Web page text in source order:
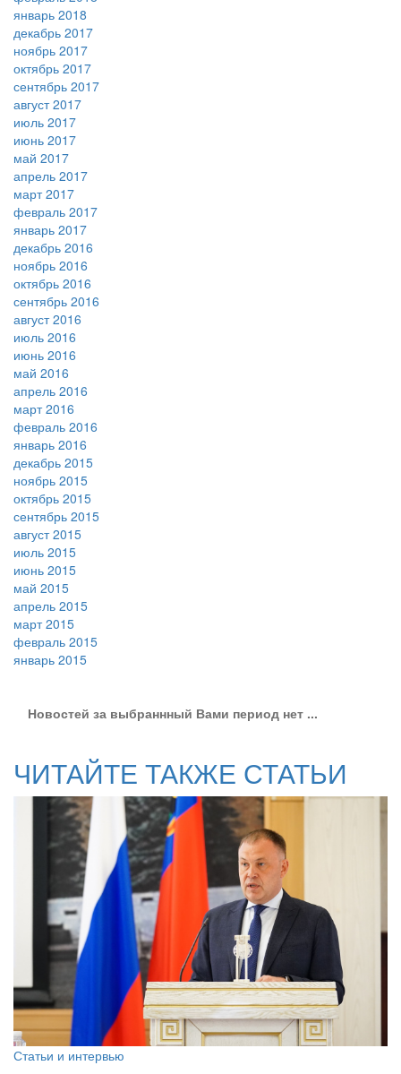
январь 2018
декабрь 2017
ноябрь 2017
октябрь 2017
сентябрь 2017
август 2017
июль 2017
июнь 2017
май 2017
апрель 2017
март 2017
февраль 2017
январь 2017
декабрь 2016
ноябрь 2016
октябрь 2016
сентябрь 2016
август 2016
июль 2016
июнь 2016
май 2016
апрель 2016
март 2016
февраль 2016
январь 2016
декабрь 2015
ноябрь 2015
октябрь 2015
сентябрь 2015
август 2015
июль 2015
июнь 2015
май 2015
апрель 2015
март 2015
февраль 2015
январь 2015
Новостей за выбраннный Вами период нет ...
ЧИТАЙТЕ ТАКЖЕ СТАТЬИ
Статьи и интервью